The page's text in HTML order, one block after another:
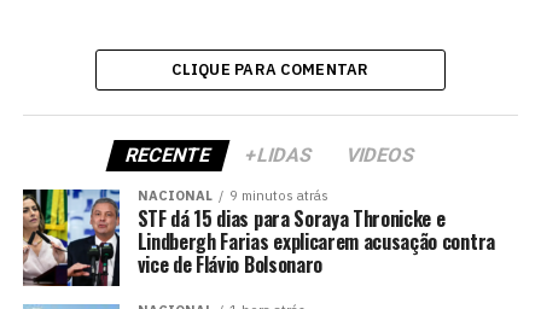
CLIQUE PARA COMENTAR
RECENTE +LIDAS VIDEOS
NACIONAL 9 minutos atrás
STF dá 15 dias para Soraya Thronicke e
Lindbergh Farias explicarem acusação contra
vice de Flávio Bolsonaro